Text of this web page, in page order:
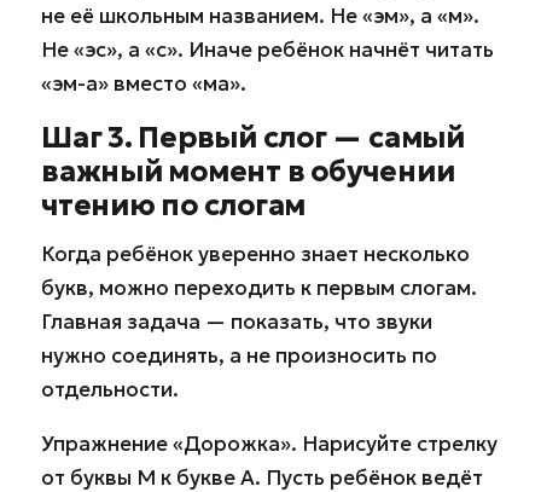
не её школьным названием. Не «эм», а «м».
Не «эс», а «с». Иначе ребёнок начнёт читать
«эм-а» вместо «ма».
Шаг 3. Первый слог — самый
важный момент в обучении
чтению по слогам
Когда ребёнок уверенно знает несколько
букв, можно переходить к первым слогам.
Главная задача — показать, что звуки
нужно соединять, а не произносить по
отдельности.
Упражнение «Дорожка». Нарисуйте стрелку
от буквы М к букве А. Пусть ребёнок ведёт